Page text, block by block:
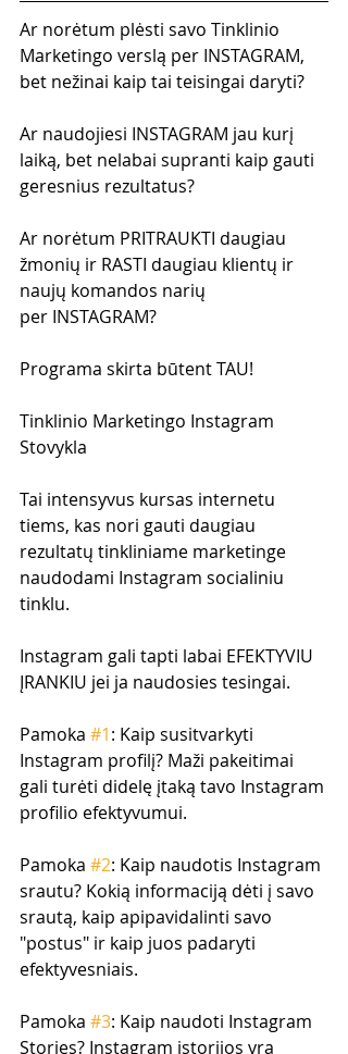
Ar norėtum plėsti savo Tinklinio
Marketingo verslą per INSTAGRAM,
bet nežinai kaip tai teisingai daryti?
Ar naudojiesi INSTAGRAM jau kurį
laiką, bet nelabai supranti kaip gauti
geresnius rezultatus?
Ar norėtum PRITRAUKTI daugiau
žmonių ir RASTI daugiau klientų ir
naujų komandos narių
per INSTAGRAM?
Programa skirta būtent TAU!
Tinklinio Marketingo Instagram
Stovykla
Tai intensyvus kursas internetu
tiems, kas nori gauti daugiau
rezultatų tinkliniame marketinge
naudodami Instagram socialiniu
tinklu.
Instagram gali tapti labai EFEKTYVIU
ĮRANKIU jei ja naudosies tesingai.
Pamoka #1: Kaip susitvarkyti
Instagram profilį? Maži pakeitimai
gali turėti didelę įtaką tavo Instagram
profilio efektyvumui.
Pamoka #2: Kaip naudotis Instagram
srautu? Kokią informaciją dėti į savo
srautą, kaip apipavidalinti savo
"postus" ir kaip juos padaryti
efektyvesniais.
Pamoka #3: Kaip naudoti Instagram
Stories? Instagram istorijos yra